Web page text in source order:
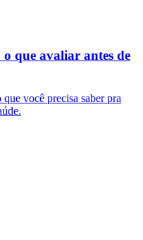
que avaliar antes de
você precisa saber pra